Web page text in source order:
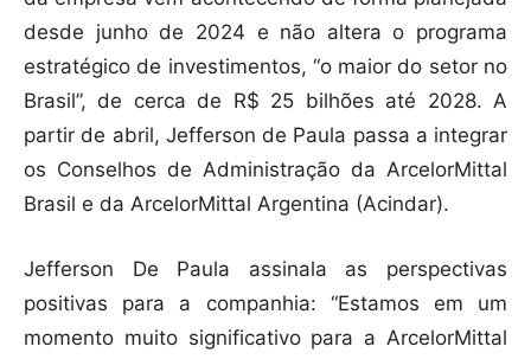
desde junho de 2024 e não altera o programa
estratégico de investimentos, “o maior do setor no
Brasil”, de cerca de R$ 25 bilhões até 2028. A
partir de abril, Jefferson de Paula passa a integrar
os Conselhos de Administração da ArcelorMittal
Brasil e da ArcelorMittal Argentina (Acindar).
Jefferson De Paula assinala as perspectivas
positivas para a companhia: “Estamos em um
momento muito significativo para a ArcelorMittal